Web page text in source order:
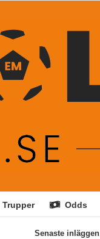
Trupper Odds
Senaste inläggen